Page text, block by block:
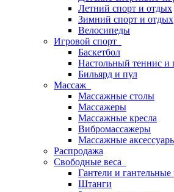
Летний спорт и отдых
Зимний спорт и отдых
Велосипеды
Игровой спорт
Баскетбол
Настольный теннис и
Бильярд и пул
Массаж
Массажные столы
Массажеры
Массажные кресла
Вибромассажеры
Массажные
Распродажа
Свободные веса
Гантели и гантельные
Штанги